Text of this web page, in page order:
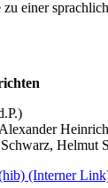
einer
Helmut
(Interner